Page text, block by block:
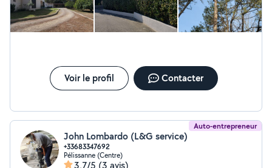
Voir le profil Contacter
Auto-entrepreneur
John Lombardo (L&G service)
+33683347692
Pélissanne (Centre)
3,7/5 (3 avis)